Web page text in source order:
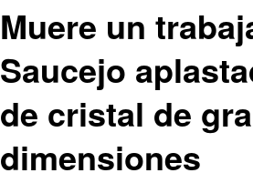
Muere un
Saucejo
de cristal de
dimensiones